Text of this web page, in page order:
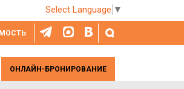
Select Language ▼
ОНЛАЙН-БРОНИРОВАНИЕ